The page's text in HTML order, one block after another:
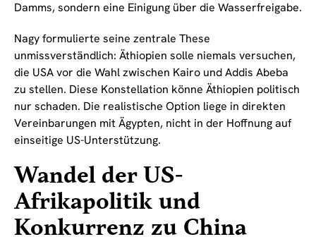
Damms, sondern eine Einigung über die Wasserfreigabe.
Nagy formulierte seine zentrale These
unmissverständlich: Äthiopien solle niemals versuchen,
die USA vor die Wahl zwischen Kairo und Addis Abeba
zu stellen. Diese Konstellation könne Äthiopien politisch
nur schaden. Die realistische Option liege in direkten
Vereinbarungen mit Ägypten, nicht in der Hoffnung auf
einseitige US-Unterstützung.
Wandel der US-
Afrikapolitik und
Konkurrenz zu China